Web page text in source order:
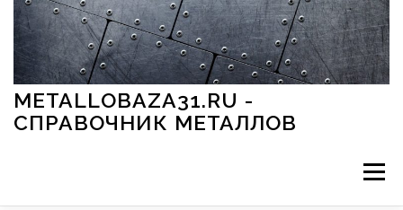
Перейти к содержимому
METALLOBAZA31.RU -
СПРАВОЧНИК МЕТАЛЛОВ
Меню